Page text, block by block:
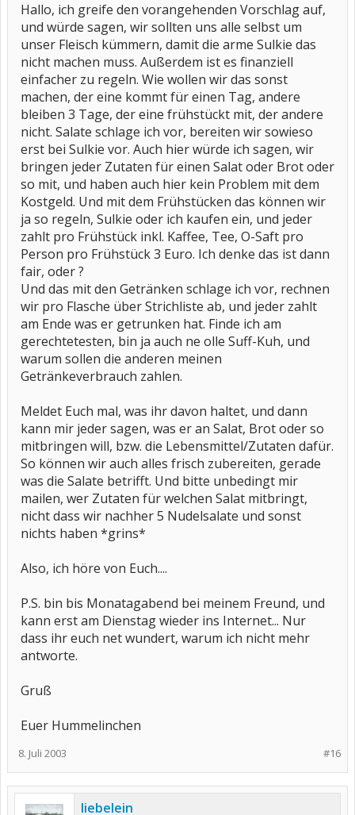
Hallo, ich greife den vorangehenden Vorschlag auf,
und würde sagen, wir sollten uns alle selbst um
unser Fleisch kümmern, damit die arme Sulkie das
nicht machen muss. Außerdem ist es finanziell
einfacher zu regeln. Wie wollen wir das sonst
machen, der eine kommt für einen Tag, andere
bleiben 3 Tage, der eine frühstückt mit, der andere
nicht. Salate schlage ich vor, bereiten wir sowieso
erst bei Sulkie vor. Auch hier würde ich sagen, wir
bringen jeder Zutaten für einen Salat oder Brot oder
so mit, und haben auch hier kein Problem mit dem
Kostgeld. Und mit dem Frühstücken das können wir
ja so regeln, Sulkie oder ich kaufen ein, und jeder
zahlt pro Frühstück inkl. Kaffee, Tee, O-Saft pro
Person pro Frühstück 3 Euro. Ich denke das ist dann
fair, oder ?
Und das mit den Getränken schlage ich vor, rechnen
wir pro Flasche über Strichliste ab, und jeder zahlt
am Ende was er getrunken hat. Finde ich am
gerechtetesten, bin ja auch ne olle Suff-Kuh, und
warum sollen die anderen meinen
Getränkeverbrauch zahlen.
Meldet Euch mal, was ihr davon haltet, und dann
kann mir jeder sagen, was er an Salat, Brot oder so
mitbringen will, bzw. die Lebensmittel/Zutaten dafür.
So können wir auch alles frisch zubereiten, gerade
was die Salate betrifft. Und bitte unbedingt mir
mailen, wer Zutaten für welchen Salat mitbringt,
nicht dass wir nachher 5 Nudelsalate und sonst
nichts haben *grins*
Also, ich höre von Euch....
P.S. bin bis Monatagabend bei meinem Freund, und
kann erst am Dienstag wieder ins Internet... Nur
dass ihr euch net wundert, warum ich nicht mehr
antworte.
Gruß
Euer Hummelinchen
#16
8. Juli 2003
liebelein